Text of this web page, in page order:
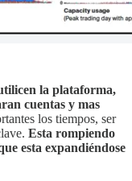
la plataforma,
cuentas y mas
los tiempos, ser
Esta rompiendo
esta expandiéndose